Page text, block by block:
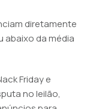
diretamente
abaixo da média
Friday e
no leilão,